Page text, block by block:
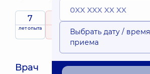
7
лет опыта
5 / 5
рейтингна основе
61 отзыв
Врач
Выбрать дату / время
приема